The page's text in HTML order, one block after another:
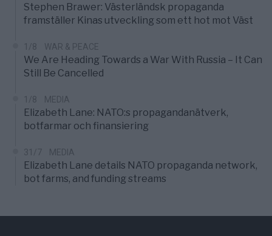
Stephen Brawer: Västerländsk propaganda
framställer Kinas utveckling som ett hot mot Väst
1/8 WAR & PEACE
We Are Heading Towards a War With Russia – It Can
Still Be Cancelled
1/8 MEDIA
Elizabeth Lane: NATO:s propagandanätverk,
botfarmar och finansiering
31/7 MEDIA
Elizabeth Lane details NATO propaganda network,
bot farms, and funding streams